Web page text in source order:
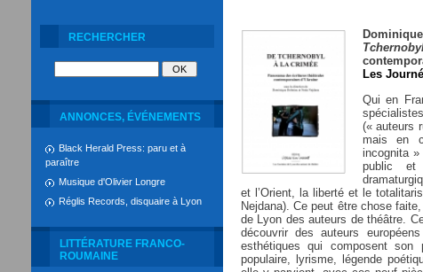
RECHERCHER
ANNONCES, ÉVÉNEMENTS
Black Herald Press: paru et à
paraître
Musique d'Olivier Longre
Réglis Records, disquaire à Lyon
LITTÉRATURE FRANCO-
ROUMAINE
Les
Qui en
(« auteurs
mais en
incognita
public et
et l’Orient, la liberté et le
Nejdana). Ce peut être chose
de Lyon des auteurs de théâtre.
découvrir des auteurs
esthétiques qui composent son
populaire, lyrisme, légende